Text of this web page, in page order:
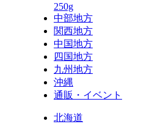
250g
中部地方
関西地方
中国地方
四国地方
九州地方
沖縄
通販・イベント
北海道